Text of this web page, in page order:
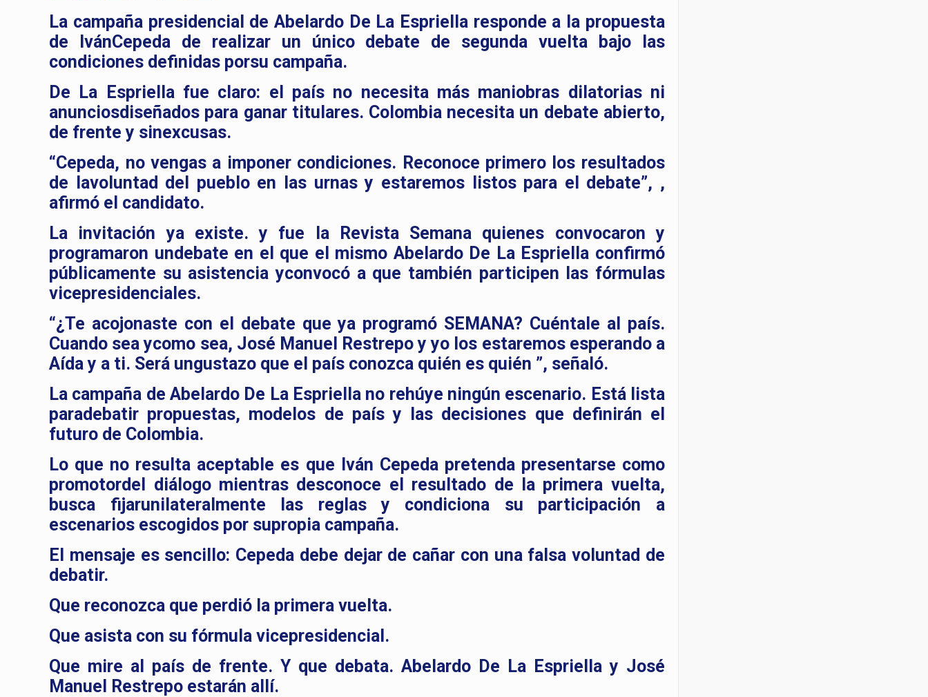
La campaña presidencial de Abelardo De La Espriella responde a la propuesta
de IvánCepeda de realizar un único debate de segunda vuelta bajo las
condiciones definidas porsu campaña.
De La Espriella fue claro: el país no necesita más maniobras dilatorias ni
anunciosdiseñados para ganar titulares. Colombia necesita un debate abierto,
de frente y sinexcusas.
“Cepeda, no vengas a imponer condiciones. Reconoce primero los resultados
de lavoluntad del pueblo en las urnas y estaremos listos para el debate”, ,
afirmó el candidato.
La invitación ya existe. y fue la Revista Semana quienes convocaron y
programaron undebate en el que el mismo Abelardo De La Espriella confirmó
públicamente su asistencia yconvocó a que también participen las fórmulas
vicepresidenciales.
“¿Te acojonaste con el debate que ya programó SEMANA? Cuéntale al país.
Cuando sea ycomo sea, José Manuel Restrepo y yo los estaremos esperando a
Aída y a ti. Será ungustazo que el país conozca quién es quién ”, señaló.
La campaña de Abelardo De La Espriella no rehúye ningún escenario. Está lista
paradebatir propuestas, modelos de país y las decisiones que definirán el
futuro de Colombia.
Lo que no resulta aceptable es que Iván Cepeda pretenda presentarse como
promotordel diálogo mientras desconoce el resultado de la primera vuelta,
busca fijarunilateralmente las reglas y condiciona su participación a
escenarios escogidos por supropia campaña.
El mensaje es sencillo: Cepeda debe dejar de cañar con una falsa voluntad de
debatir.
Que reconozca que perdió la primera vuelta.
Que asista con su fórmula vicepresidencial.
Que mire al país de frente. Y que debata. Abelardo De La Espriella y José
Manuel Restrepo estarán allí.